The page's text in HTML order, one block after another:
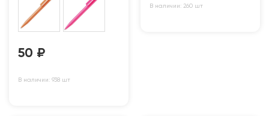
50 ₽
В наличии: 938 шт
В наличии: 260 шт